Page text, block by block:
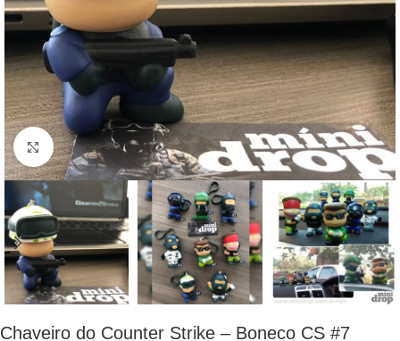
Clique para ampliar
Chaveiro do Counter Strike – Boneco CS #7